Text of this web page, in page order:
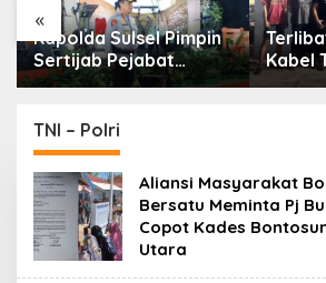
«
Kapolda Sulsel Pimpin
Sertijab Pejabat
Utama dan Kapolres
Karolog dan
Kapolresta Gowa
Kabel
yang
TNI – Polri
Aliansi Masyarakat
Bersatu Meminta Pj
Copot Kades
Utara